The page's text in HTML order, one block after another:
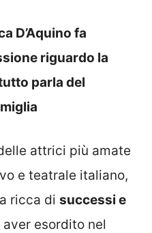
D’Aquino fa
riguardo la
parla del
attrici più amate
e teatrale italiano,
ricca di successi e
aver esordito nel